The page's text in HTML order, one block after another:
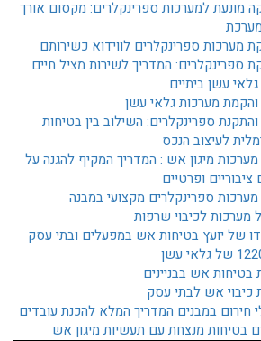
מונעת למערכות ספרינקלרים: מקסום אורך
מערכות ספרינקלרים לווידוא כשירותם
ספרינקלרים: המדריך לשירות מציל חיים
גלאי עשן ביתיים
והקמת מערכות גלאי עשן
והתקנת ספרינקלרים: השילוב בין בטיחות
לעיצוב הנכס
מערכות מיגון אש : המדריך המקיף להגנה על
ציבוריים ופרטיים
מערכות ספרינקלרים מקצועי במבנה
מערכות לכיבוי שרפות
של יועץ בטיחות אש במפעלים ובתי עסק
בטיחות אש בבניינים
כיבוי אש לבתי עסק
חירום במבנים המדריך המלא להכנת עובדים
בטיחות מנצחת עם תעשיות מיגון אש